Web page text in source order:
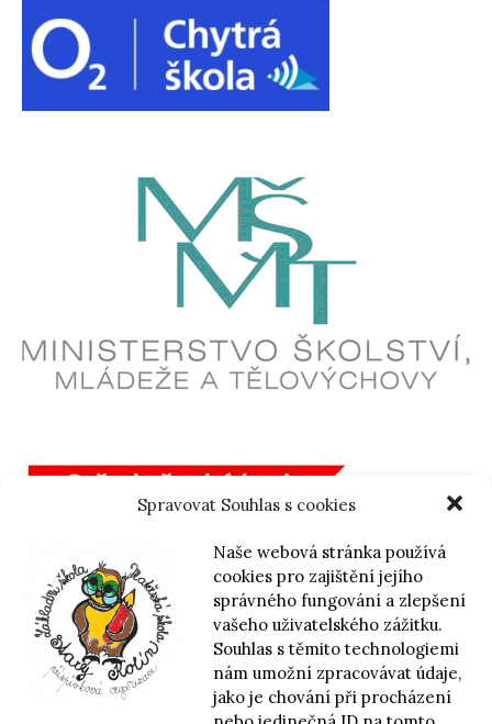
Spravovat Souhlas s cookies
Naše webová stránka používá
cookies pro zajištění jejího
správného fungování a zlepšení
vašeho uživatelského zážitku.
Souhlas s těmito technologiemi
nám umožní zpracovávat údaje,
jako je chování při procházení